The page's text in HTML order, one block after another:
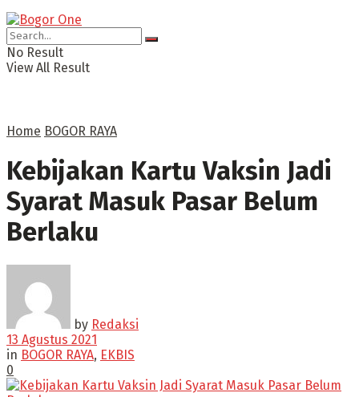
No Result
View All Result
Home BOGOR RAYA
Kebijakan Kartu Vaksin Jadi
Syarat Masuk Pasar Belum
Berlaku
by Redaksi
13 Agustus 2021
in BOGOR RAYA, EKBIS
0